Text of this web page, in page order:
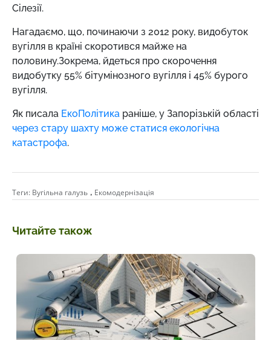
Сілезії.
Нагадаємо, що, починаючи з 2012 року, видобуток
вугілля в країні скоротився майже на
половину.Зокрема, йдеться про скорочення
видобутку 55% бітумінозного вугілля і 45% бурого
вугілля.
Як писала ЕкоПолітика раніше, у Запорізькій області
через стару шахту може статися екологічна
катастрофа.
Теги: Вугільна галузь , Екомодернізація
Читайте також